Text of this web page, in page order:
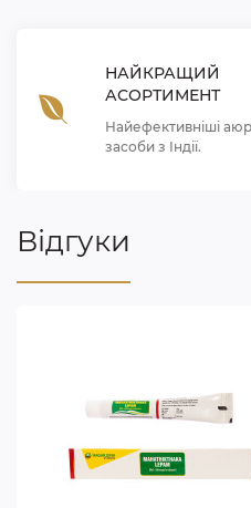
НАЙКРАЩИЙ
АСОРТИМЕНТ
Найефективніші
засоби з Індії.
Відгуки